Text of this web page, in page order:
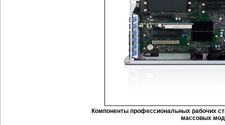
Компоненты профессиональных рабочих
массовых